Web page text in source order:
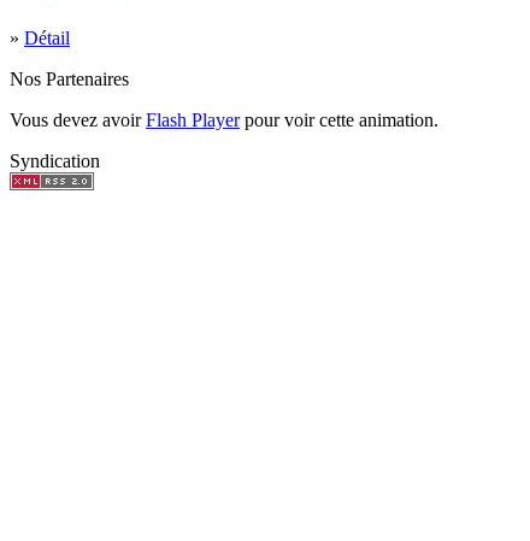
» Détail
Nos Partenaires
Vous devez avoirFlash Playerpour voir cette animation.
Syndication